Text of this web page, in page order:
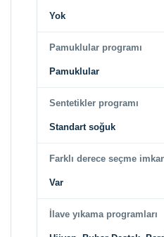
Yok
Pamuklular programı
Pamuklular
Sentetikler programı
Standart soğuk
Farklı derece seçme
Var
İlave yıkama programları